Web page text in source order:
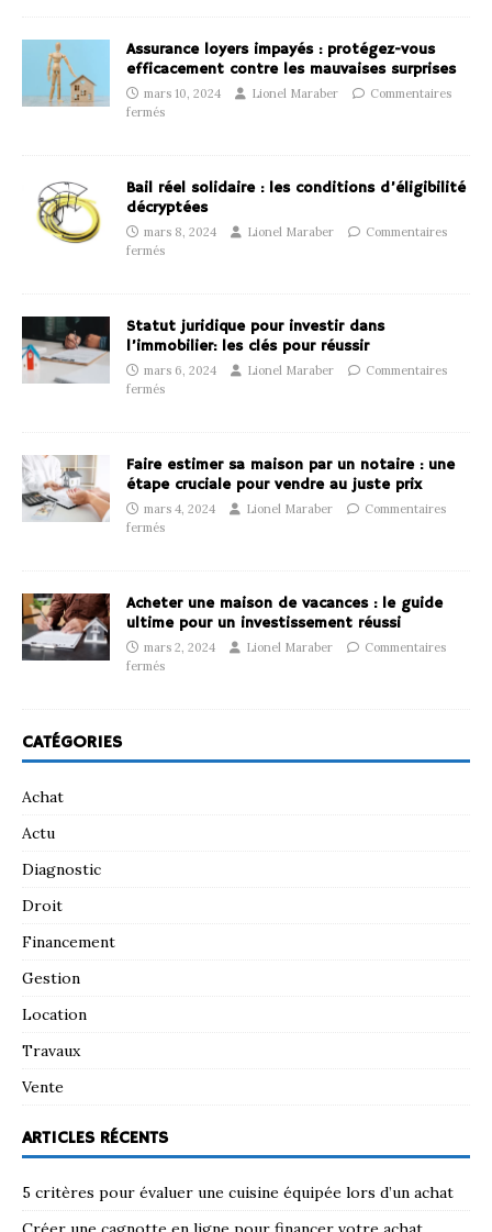
Assurance loyers impayés : protégez-vous
efficacement contre les mauvaises surprises
mars 10, 2024 Lionel Maraber
Commentaires
fermés
Bail réel solidaire : les conditions d’éligibilité
décryptées
mars 8, 2024 Lionel Maraber
Commentaires
fermés
Statut juridique pour investir dans
l’immobilier: les clés pour réussir
mars 6, 2024 Lionel Maraber
Commentaires
fermés
Faire estimer sa maison par un notaire : une
étape cruciale pour vendre au juste prix
mars 4, 2024 Lionel Maraber
Commentaires
fermés
Acheter une maison de vacances : le guide
ultime pour un investissement réussi
mars 2, 2024 Lionel Maraber
Commentaires
fermés
CATÉGORIES
Achat
Actu
Diagnostic
Droit
Financement
Gestion
Location
Travaux
Vente
ARTICLES RÉCENTS
5 critères pour évaluer une cuisine équipée lors d’un achat